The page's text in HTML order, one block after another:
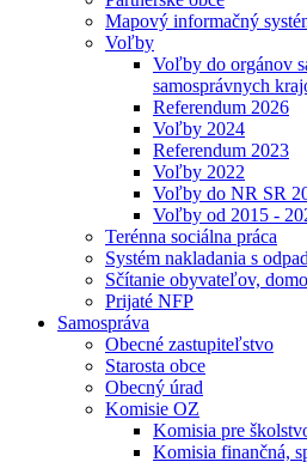
Mapový informačný
Voľby
Voľby do orgánov
samosprávnych
Referendum 2026
Voľby 2024
Referendum 2023
Voľby 2022
Voľby do NR SR
Voľby od 2015 -
Terénna sociálna práca
Systém nakladania s
Sčítanie obyvateľov,
Prijaté NFP
Samospráva
Obecné zastupiteľstvo
Starosta obce
Obecný úrad
Komisie OZ
Komisia pre
Komisia finančná,